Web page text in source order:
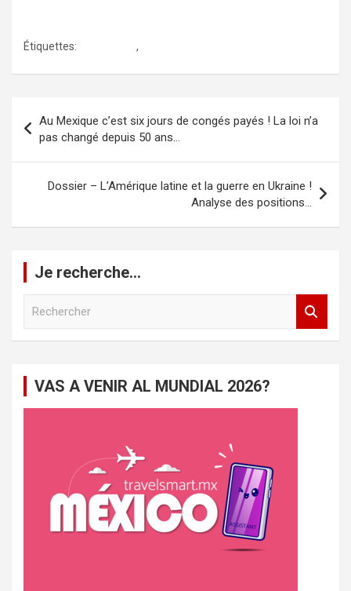
Étiquettes: ,
de
l’article
Au Mexique c’est six jours de congés payés ! La loi n’a
pas changé depuis 50 ans…
Dossier – L’Amérique latine et la guerre en Ukraine !
Analyse des positions…
Je recherche…
c
VAS A VENIR AL MUNDIAL 2026?